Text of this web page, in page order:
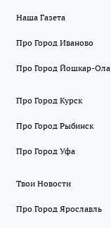
Наша Газета
Про Город Иваново
Про Город Йошкар-Ола
Про Город Курск
Про Город Рыбинск
Про Город Уфа
Твои Новости
Про Город Ярославль